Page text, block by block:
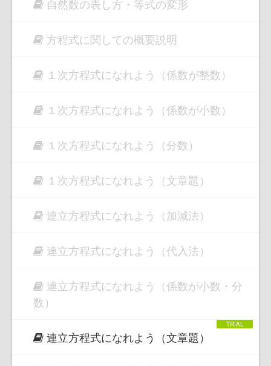
自然数の表し方・等式の変形
方程式に関しての概要説明
１次方程式になれよう（係数が整数）
１次方程式になれよう（係数が小数）
１次方程式になれよう（分数）
１次方程式になれよう（文章題）
連立方程式になれよう（加減法）
連立方程式になれよう（代入法）
連立方程式になれよう（係数が小数・分
数）
連立方程式になれよう（文章題）